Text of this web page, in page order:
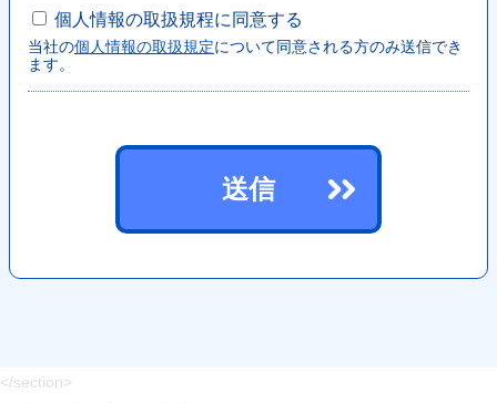
個人情報の取扱規程に同意する
当社の個人情報の取扱規定について同意される方のみ送信でき
ます。
送信
<img src="https://hajimecreate.com/wp-content/themes/wp-
alt="コンサルティング" class="imgBk" loading="lazy">
</picture>
<use xlink:href="https://hajimecreate.com/wp-content/themes/wp-
</section>